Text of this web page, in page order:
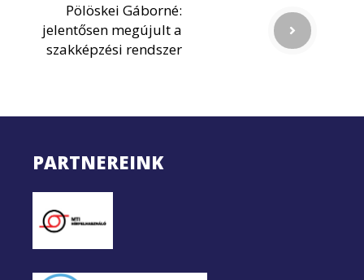
Pölöskei Gáborné:
jelentősen megújult a
szakképzési rendszer
PARTNEREINK